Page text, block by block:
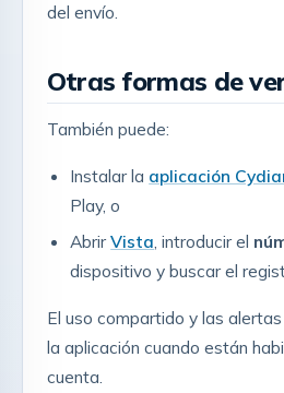
del envío.
Otras formas de
También puede:
Instalar la aplicación
Play, o
AbrirVista , introducir el
dispositivo y buscar el
El uso compartido y las
la aplicación cuando están
cuenta.